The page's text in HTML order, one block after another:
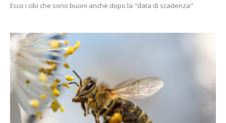
Ecco i cibi che sono buoni anche dopo la "data di scadenza"